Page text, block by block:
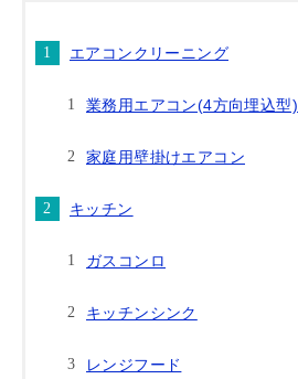
エアコンクリーニング
業務用エアコン(4方向埋込型)
家庭用壁掛けエアコン
キッチン
ガスコンロ
キッチンシンク
レンジフード